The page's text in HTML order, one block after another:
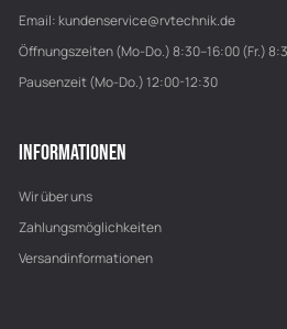
Email: kundenservice@rvtechnik.de
Öffnungszeiten (Mo-Do.) 8:30–16:00 (Fr.)
Pausenzeit (Mo-Do.) 12:00-12:30
INFORMATIONEN
Wir über uns
Zahlungsmöglichkeiten
Versandinformationen